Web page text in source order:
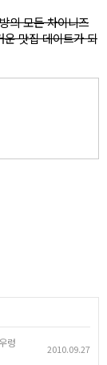
의 모든 차이니즈
운 맛집 데이트가 되
렁
2010.09.27